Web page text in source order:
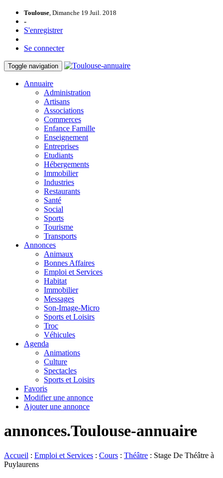
Toulouse, Dimanche 19 Juil. 2018
-
S'enregistrer
Se connecter
Toggle navigation
Annuaire
Administration
Artisans
Associations
Commerces
Enfance Famille
Enseignement
Entreprises
Etudiants
Hébergements
Immobilier
Industries
Restaurants
Santé
Social
Sports
Tourisme
Transports
Annonces
Animaux
Bonnes Affaires
Emploi et Services
Habitat
Immobilier
Messages
Son-Image-Micro
Sports et Loisirs
Troc
Véhicules
Agenda
Animations
Culture
Spectacles
Sports et Loisirs
Favoris
Modifier une annonce
Ajouter une annonce
annonces.Toulouse-annuaire
Accueil : Emploi et Services : Cours : Théâtre : Stage De Théâtre à
Puylaurens